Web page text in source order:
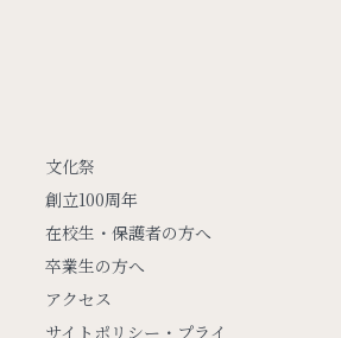
文化祭
創立100周年
在校生・保護者の方へ
卒業生の方へ
アクセス
サイトポリシー・プライ